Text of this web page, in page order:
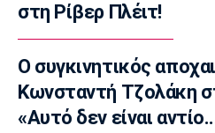
Πυρκαγιά: Πολύ υψηλός
σε Αττική, Εύβοια και
Επικαιρότητα
Καιρός: Αίθριος με
στη Ρίβερ Πλέιτ!
Ο συγκινητικός
Κωνσταντή Τζολάκη
«Αυτό δεν είναι